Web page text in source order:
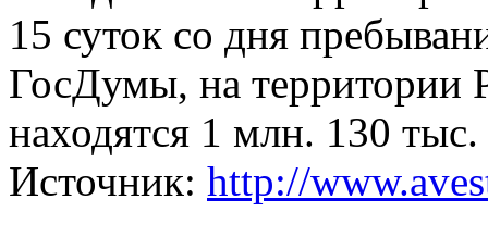
15 суток со дня
ГосДумы, на территории
находятся 1 млн. 130
Источник: http://